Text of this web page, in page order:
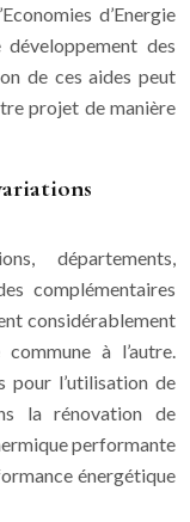
d’Energie
des
de ces aides peut
projet de manière
départements,
complémentaires
considérablement
à l’autre.
pour l’utilisation de
la rénovation de
performante
énergétique